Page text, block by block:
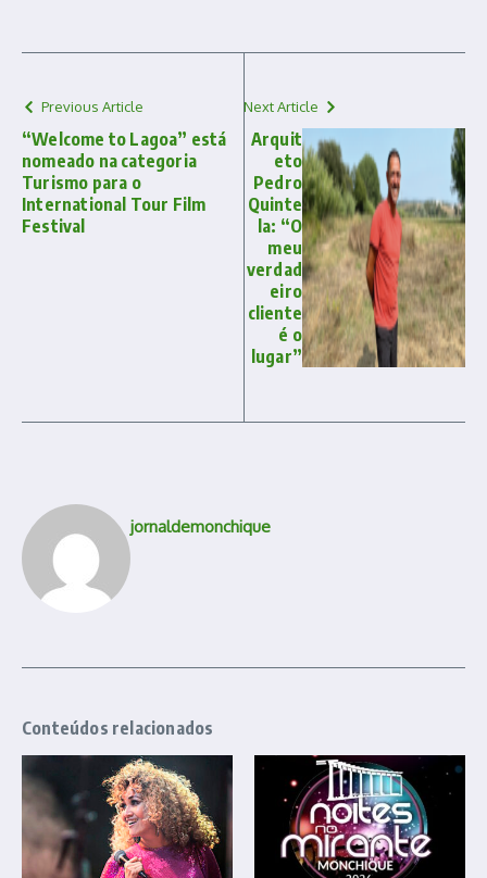
Previous Article
“Welcome to Lagoa” está
nomeado na categoria
Turismo para o
International Tour Film
Festival
Next Article
Arquit
eto
Pedro
Quinte
la: “O
meu
verdad
eiro
cliente
é o
lugar”
jornaldemonchique
Conteúdos relacionados